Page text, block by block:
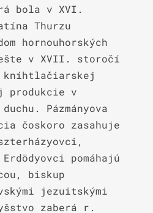
bola v XVI.
Thurzu
hornouhorských
v XVII. storočí
kníhtlačiarskej
produkcie v
Pázmányova
čoskoro zasahuje
pomáhajú
biskup
jezuitskými
zaberá r.